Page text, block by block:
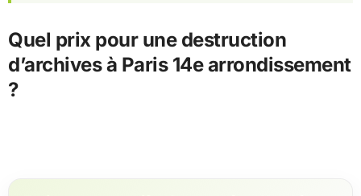
Quel prix pour une destruction
d’archives à Paris 14e arrondissement
?